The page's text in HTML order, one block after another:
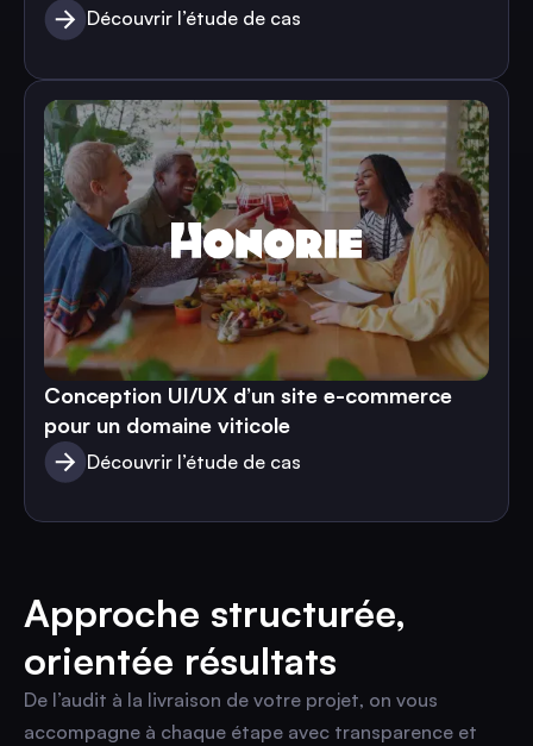
Découvrir l’étude de cas
Conception UI/UX d’un site e-commerce
pour un domaine viticole
Découvrir l’étude de cas
Approche structurée,
orientée résultats
De l’audit à la livraison de votre projet, on vous
accompagne à chaque étape avec transparence et